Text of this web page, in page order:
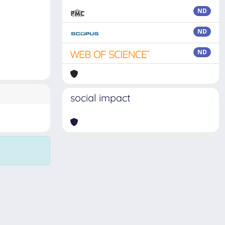
ND
ND
ND
social impact